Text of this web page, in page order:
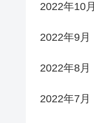
2022年10月
2022年9月
2022年8月
2022年7月